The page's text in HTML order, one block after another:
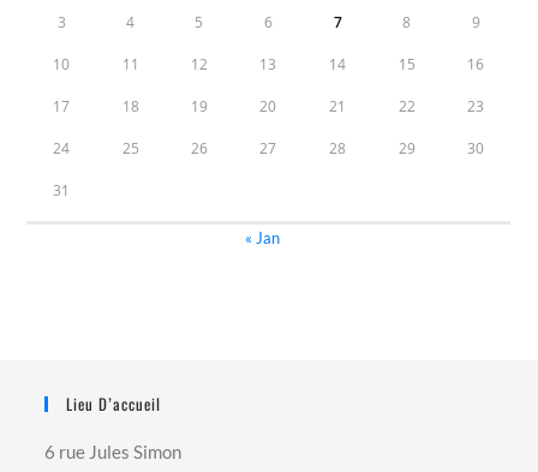
3 4 5 6 7 8 9
10 11 12 13 14 15 16
17 18 19 20 21 22 23
24 25 26 27 28 29 30
31
« Jan
Lieu D’accueil
6 rue Jules Simon